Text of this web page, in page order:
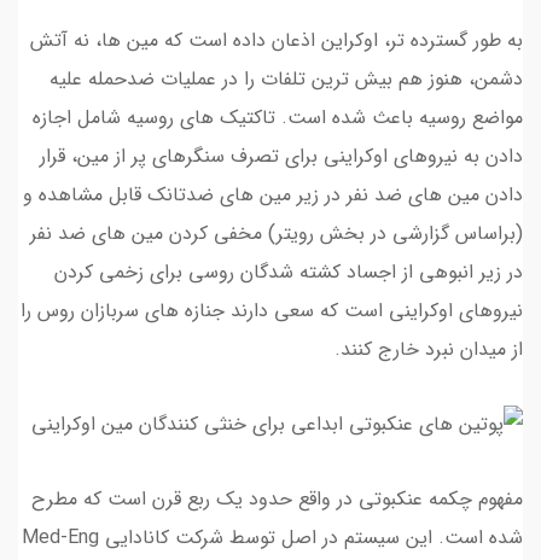
به طور گسترده تر، اوکراین اذعان داده است که مین ها، نه آتش
دشمن، هنوز هم بیش ترین تلفات را در عملیات ضدحمله علیه
مواضع روسیه باعث شده است. تاکتیک های روسیه شامل اجازه
دادن به نیروهای اوکراینی برای تصرف سنگرهای پر از مین، قرار
دادن مین های ضد نفر در زیر مین های ضدتانک قابل مشاهده و
(براساس گزارشی در بخش رویتر) مخفی کردن مین های ضد نفر
در زیر انبوهی از اجساد کشته شدگان روسی برای زخمی کردن
نیروهای اوکراینی است که سعی دارند جنازه های سربازان روس را
از میدان نبرد خارج کنند.
مفهوم چکمه عنکبوتی در واقع حدود یک ربع قرن است که مطرح
شده است. این سیستم در اصل توسط شرکت کانادایی Med-Eng